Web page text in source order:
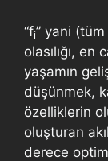
“fi” yani (tüm
olasılığı, en
yaşamın
düşünmek,
özelliklerin
oluşturan
derece